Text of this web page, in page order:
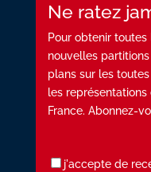
Ne ratez
Pour obtenir
nouvelles
plans sur les
les
France. Abonnez-
j'accepte de